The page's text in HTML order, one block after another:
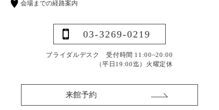
会場までの経路案内
03-3269-0219
ブライダルデスク 受付時間 11:00~20:00
（平日19:00迄） 火曜定休
来館予約